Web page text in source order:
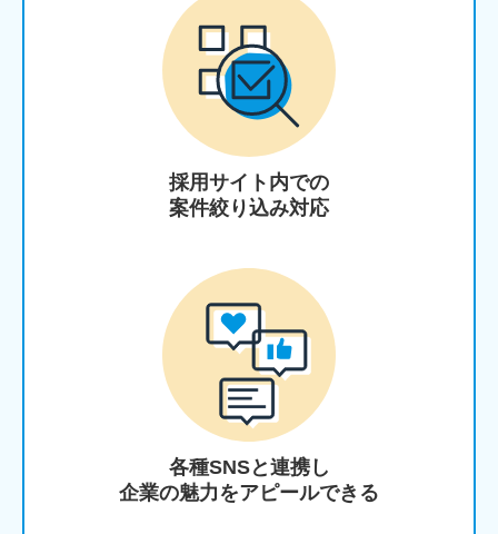
採用サイト内での
案件絞り込み対応
各種SNSと連携し
企業の魅力をアピールできる